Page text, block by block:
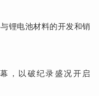
锂电池材料的开发和销
，以破纪录盛况开启